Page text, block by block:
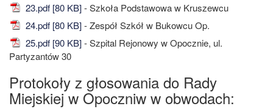
23.pdf [80 KB]- Szkoła Podstawowa w Kruszewcu
24.pdf [80 KB]- Zespół Szkół w Bukowcu Op.
25.pdf [90 KB]- Szpital Rejonowy w Opocznie, ul.
Partyzantów 30
Protokoły z głosowania do Rady
Miejskiej w Opoczniw w obwodach: